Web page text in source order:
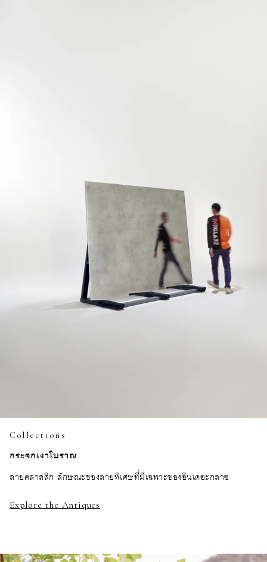
Collections
กระจกเงาโบราณ
ลายคลาสสิก ลักษณะของลายพิเศษที่มีเฉพาะของอินเดอะกลาซ
Explore the Antiques